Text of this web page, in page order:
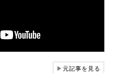
▶元記事を見る